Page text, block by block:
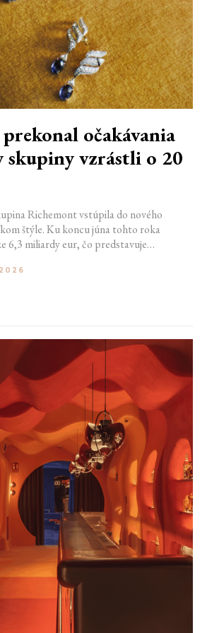
očakávania
vzrástli o 20
Richemont vstúpila do nového
štýle. Ku koncu júna tohto roka
6,3 miliardy eur, čo predstavuje
pretrvávajúcej ekonomickej neistote